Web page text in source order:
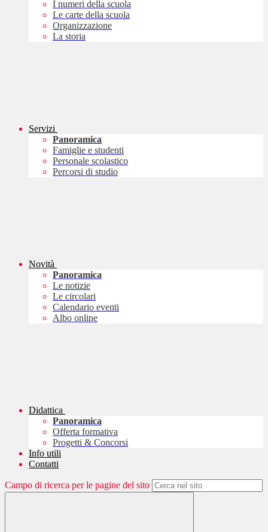
I numeri della scuola
Le carte della scuola
Organizzazione
La storia
Servizi
Panoramica
Famiglie e studenti
Personale scolastico
Percorsi di studio
Novità
Panoramica
Le notizie
Le circolari
Calendario eventi
Albo online
Didattica
Panoramica
Offerta formativa
Progetti & Concorsi
Info utili
Contatti
Campo di ricerca per le pagine del sito